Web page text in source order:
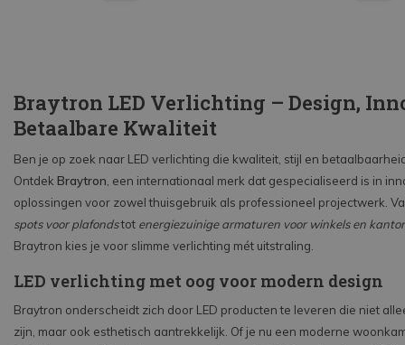
Braytron LED Verlichting – Design,
Betaalbare Kwaliteit
Ben je op zoek naar LED verlichting die kwaliteit, stijl en
Ontdek Braytron, een internationaal merk dat gespecialiseerd is in
oplossingen voor zowel thuisgebruik als professioneel projectwerk.
spots voor plafondstot energiezuinige armaturen voor winkels en
Braytron kies je voor slimme verlichting mét uitstraling.
LED verlichting met oog voor modern design
Braytron onderscheidt zich door LED producten te leveren die niet
zijn, maar ook esthetisch aantrekkelijk. Of je nu een moderne